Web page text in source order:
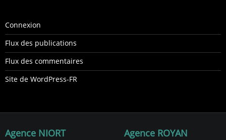
Connexion
Flux des publications
Flux des commentaires
Site de WordPress-FR
Agence NIORT Agence ROYAN